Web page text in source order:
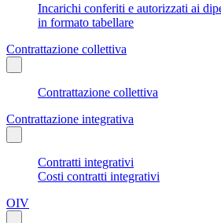
Incarichi conferiti e autorizzati ai
in formato tabellare
Contrattazione collettiva
Contrattazione collettiva
Contrattazione integrativa
Contratti integrativi
Costi contratti integrativi
OIV